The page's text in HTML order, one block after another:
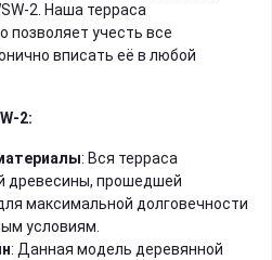
2. Наша терраса
позволяет учесть все
вписать её в любой
2:
: Вся терраса
древесины, прошедшей
максимальной долговечности
условиям.
: Данная модель деревянной